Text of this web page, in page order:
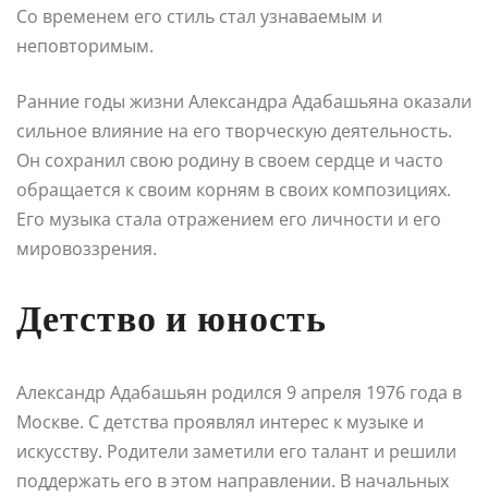
Со временем его стиль стал узнаваемым и
неповторимым.
Ранние годы жизни Александра Адабашьяна оказали
сильное влияние на его творческую деятельность.
Он сохранил свою родину в своем сердце и часто
обращается к своим корням в своих композициях.
Его музыка стала отражением его личности и его
мировоззрения.
Детство и юность
Александр Адабашьян родился 9 апреля 1976 года в
Москве. С детства проявлял интерес к музыке и
искусству. Родители заметили его талант и решили
поддержать его в этом направлении. В начальных